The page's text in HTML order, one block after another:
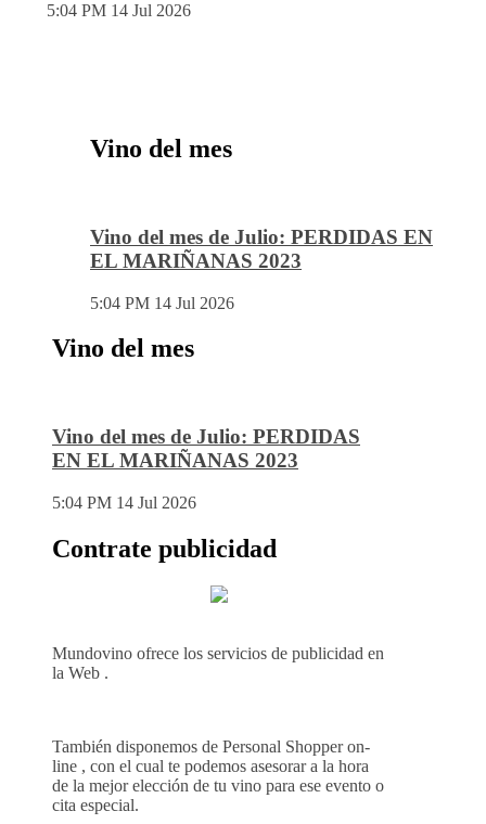
5:04 PM 14 Jul 2026
Vino del mes
Vino del mes de Julio: PERDIDAS EN
EL MARIÑANAS 2023
5:04 PM 14 Jul 2026
Vino del mes
Vino del mes de Julio: PERDIDAS
EN EL MARIÑANAS 2023
5:04 PM 14 Jul 2026
Contrate publicidad
Mundovino ofrece los servicios de publicidad en
la Web .
También disponemos de Personal Shopper on-
line , con el cual te podemos asesorar a la hora
de la mejor elección de tu vino para ese evento o
cita especial.